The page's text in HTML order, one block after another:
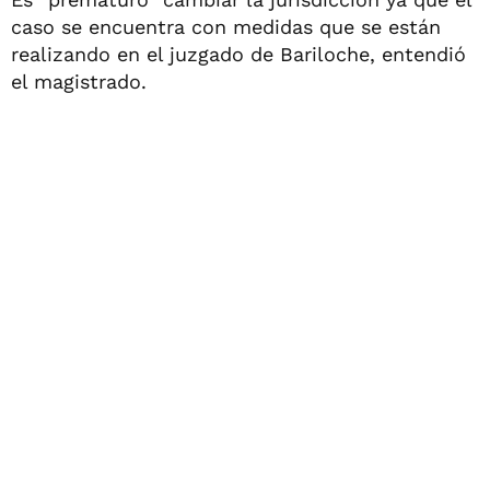
caso se encuentra con medidas que se están
realizando en el juzgado de Bariloche, entendió
el magistrado.